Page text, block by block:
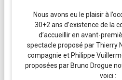
Nous avons eu le plaisir à
30+2 ans d’existence de la
d’accueillir en avant-
spectacle proposé par Thierry
compagnie et Philippe
proposées par Bruno Drogue
voici :